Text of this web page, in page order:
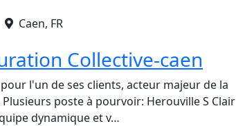
Caen, FR
Collective-caen
l'un de ses clients, acteur majeur de la
poste à pourvoir: Herouville S Clair
dynamique et v…